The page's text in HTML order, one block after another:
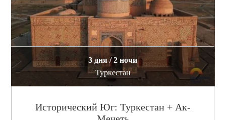
3 дня / 2 ночи
Туркестан
Исторический Юг: Туркестан + Ак-